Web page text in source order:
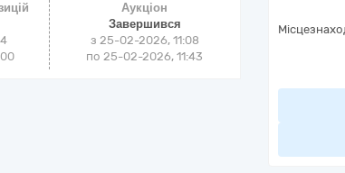
Аукціон
Завершився
з 25-02-2026, 11:08
по25-02-2026, 11:43